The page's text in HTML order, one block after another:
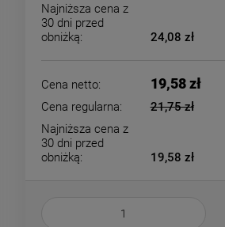
Najniższa cena z
30 dni przed
obniżką:
24,08 zł
Cena netto: 19,58 zł
Cena regularna:
21,75 zł
Najniższa cena z
30 dni przed
obniżką:
19,58 zł